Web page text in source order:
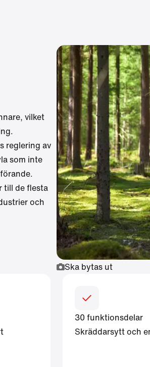
vilket
reglering av
som inte
till de flesta
och
Ska bytas ut
30 funktionsdelar
Skräddarsytt och